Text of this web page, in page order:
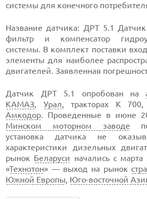
системы для конечного
Название датчика: ДРТ 5.1
фильтр и компенсатор
системы. В комплект поставки
элементы для наиболее
двигателей. Заявленная
Датчик ДРТ 5.1 опробован на
КАМАЗ, Урал, тракторах К 700,
Амкодор. Проведенные в июне
Минском моторном заводе
установка датчика не
характеристики дизельных
рынок Беларуси начались с
«Технотон» — выход на рынок
Южной Европы, Юго-восточной